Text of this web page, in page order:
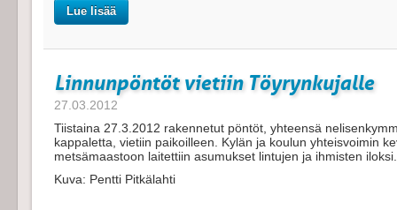
Lue lisää
Linnunpöntöt vietiin Töyrynkujalle
27.03.2012
Tiistaina 27.3.2012 rakennetut pöntöt, yhteensä
kappaletta, vietiin paikoilleen. Kylän ja koulun yhteisvoimin
metsämaastoon laitettiin asumukset lintujen ja ihmisten iloksi.
Kuva: Pentti Pitkälahti